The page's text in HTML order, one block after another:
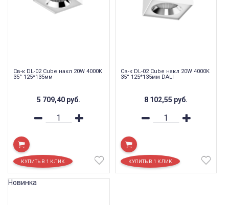
Св-к DL-02 Cube накл 20W 4000K
35° 125*135мм
5 709,40 руб.
Св-к DL-02 Cube накл 20W 4000K
35° 125*135мм DALI
8 102,55 руб.
Новинка